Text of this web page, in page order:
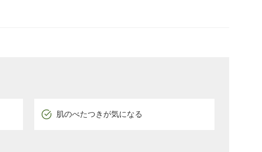
肌のべたつきが気になる